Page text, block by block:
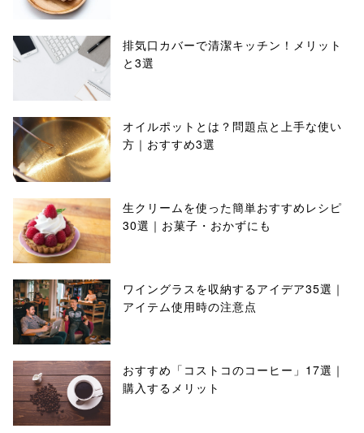
排気口カバーで清潔キッチン！メリット
と3選
オイルポットとは？問題点と上手な使い
方｜おすすめ3選
生クリームを使った簡単おすすめレシピ
30選｜お菓子・おかずにも
ワイングラスを収納するアイデア35選｜
アイテム使用時の注意点
おすすめ「コストコのコーヒー」17選｜
購入するメリット